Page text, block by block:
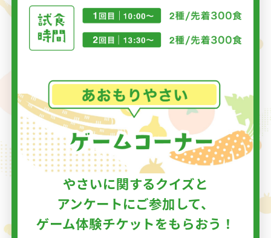
やさいに関するクイズと
アンケートにご参加して、
ゲーム体験チケットをもらおう！